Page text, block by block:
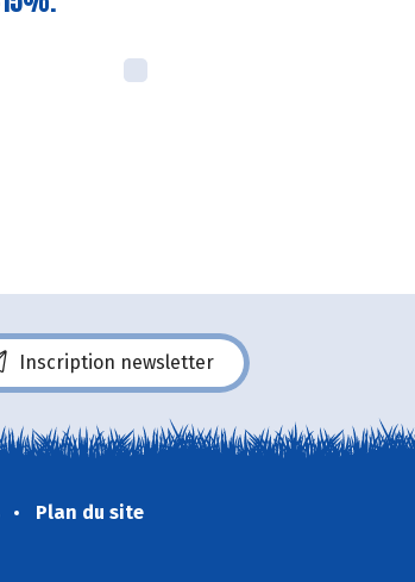
Inscription newsletter
Plan du site